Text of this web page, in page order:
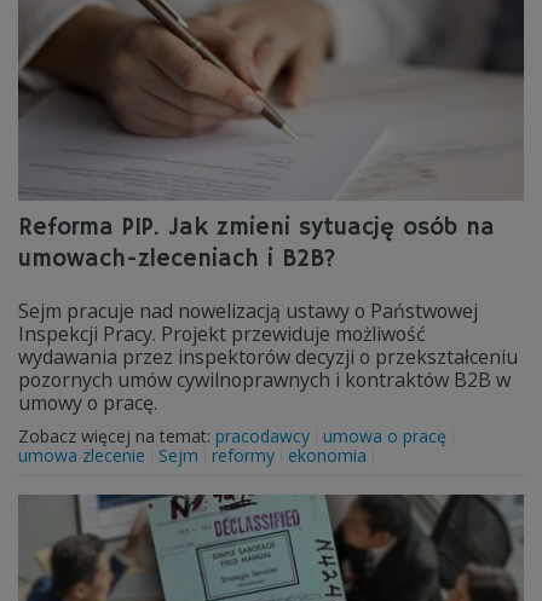
Reforma PIP. Jak zmieni sytuację osób na
umowach-zleceniach i B2B?
Sejm pracuje nad nowelizacją ustawy o Państwowej
Inspekcji Pracy. Projekt przewiduje możliwość
wydawania przez inspektorów decyzji o przekształceniu
pozornych umów cywilnoprawnych i kontraktów B2B w
umowy o pracę.
Zobacz więcej na temat: pracodawcy
umowa o pracę
umowa zlecenie
Sejm reformy ekonomia